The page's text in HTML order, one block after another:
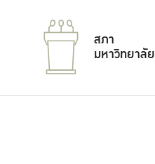
สภา
มหาวิทยาลัย